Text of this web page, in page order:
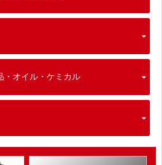
・オイル・ケミカル